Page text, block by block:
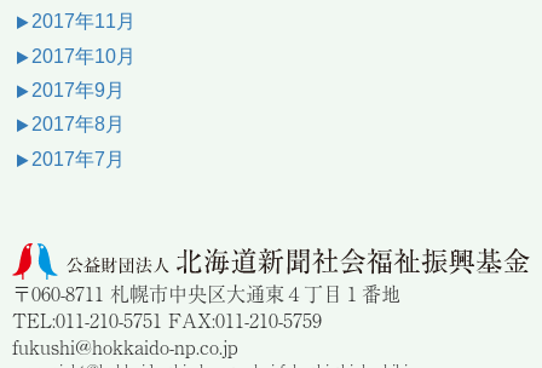
2017年11月
2017年10月
2017年9月
2017年8月
2017年7月
〒060-8711 札幌市中央区大通東４丁目１番地
TEL:011-210-5751 FAX:011-210-5759
fukushi@hokkaido-np.co.jp